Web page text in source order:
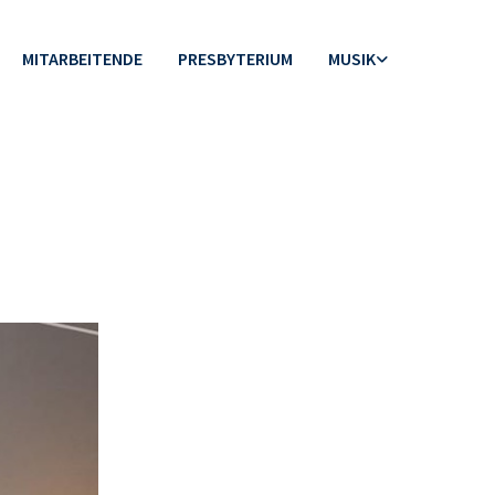
MITARBEITENDE PRESBYTERIUM MUSIK